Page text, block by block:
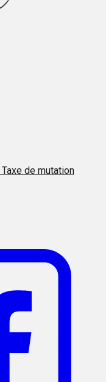
Taxe de mutation